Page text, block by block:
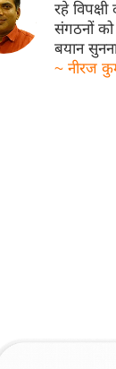
रहे
संगठनों को
बयान
~ नीरज